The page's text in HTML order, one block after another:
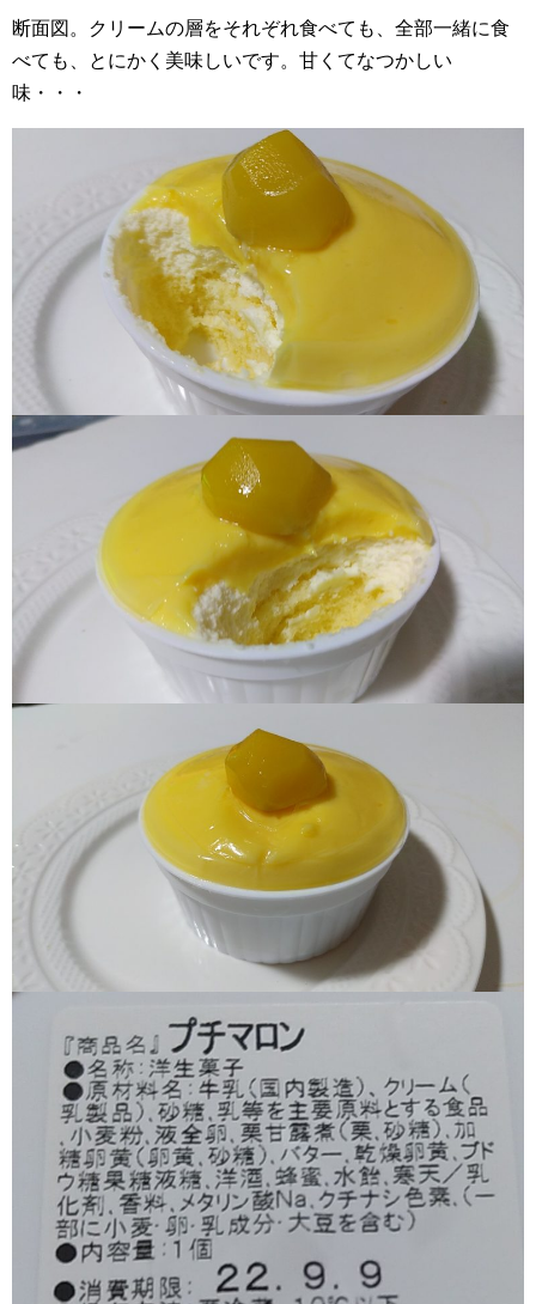
断面図。クリームの層をそれぞれ食べても、全部一緒に食
べても、とにかく美味しいです。甘くてなつかしい
味・・・